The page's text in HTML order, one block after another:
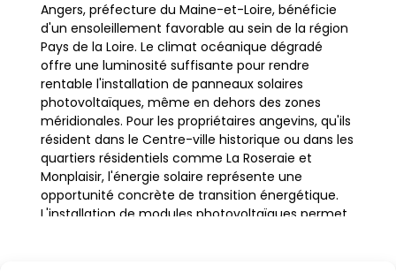
Angers, préfecture du Maine-et-Loire, bénéficie
d'un ensoleillement favorable au sein de la région
Pays de la Loire. Le climat océanique dégradé
offre une luminosité suffisante pour rendre
rentable l'installation de panneaux solaires
photovoltaïques, même en dehors des zones
méridionales. Pour les propriétaires angevins, qu'ils
résident dans le Centre-ville historique ou dans les
quartiers résidentiels comme La Roseraie et
Monplaisir, l'énergie solaire représente une
opportunité concrète de transition énergétique.
L'installation de modules photovoltaïques permet